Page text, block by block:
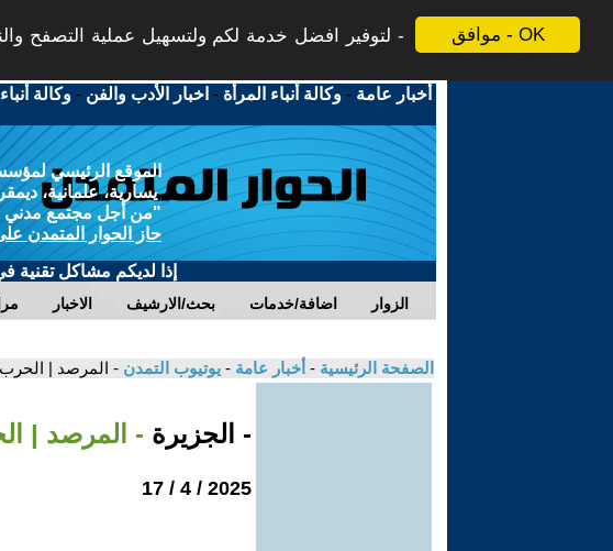
موافق - OK
لتوفير افضل خدمة لكم ولتسهيل عملية التصفح
أخبار عامة -وكالة أنباء المرأة - اخبار الأدب والفن -وكالة
الموقع الرئيسي
يسارية، علمانية،
"من أجل مجتمع مدني
حاز الحوار المتمدن
إذا لديكم مشاكل تقنية
الاخبار بحث/الارشيف اضافة/خدمات الزوار
الصفحة الرئيسية - أخبار عامة - يوتيوب التمدن - المرصد |
- الجزيرة - المرصد |
2025 / 4 / 17